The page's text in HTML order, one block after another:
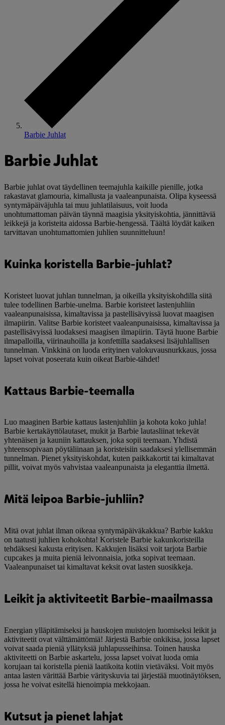
Barbie Juhlat
Barbie Juhlat
Barbie juhlat ovat täydellinen teemajuhla kaikille pienille, jotka
rakastavat glamouria, kimallusta ja vaaleanpunaista. Olipa kyseessä
syntymäpäiväjuhla tai muu juhlatilaisuus, voit luoda
unohtumattoman päivän täynnä maagisia yksityiskohtia, jännittäviä
leikkejä ja koristeita aidossa Barbie-hengessä. Täältä löydät kaiken
tarvittavan unohtumattomien juhlien suunnitteluun!
Kuinka koristella Barbie-juhlat?
Koristeet luovat juhlan tunnelman, ja oikeilla yksityiskohdilla siitä
tulee todellinen Barbie-unelma. Barbie koristeet lastenjuhliin
vaaleanpunaisissa, kimaltavissa ja pastellisävyissä luovat maagisen
ilmapiirin. Valitse Barbie koristeet vaaleanpunaisissa, kimaltavissa ja
pastellisävyissä luodaksesi maagisen ilmapiirin. Täytä huone Barbie
ilmapalloilla, viirinauhoilla ja konfettilla saadaksesi lisäjuhlallisen
tunnelman. Vinkkinä on luoda erityinen valokuvausnurkkaus, jossa
lapset voivat poseerata kuin oikeat Barbie-tähdet!
Kattaus Barbie-teemalla
Luo maaginen Barbie kattaus lastenjuhliin ja kohota koko juhla!
Barbie kertakäyttölautaset, mukit ja Barbie lautasliinat tekevät
yhtenäisen ja kauniin kattauksen, joka sopii teemaan. Yhdistä
yhteensopivaan pöytäliinaan ja koristeisiin saadaksesi ylellisemmän
tunnelman. Pienet yksityiskohdat, kuten paikkakortit tai kimaltavat
pillit, voivat myös vahvistaa vaaleanpunaista ja eleganttia ilmettä.
Mitä leipoa Barbie-juhliin?
Mitä ovat juhlat ilman oikeaa syntymäpäiväkakkua? Barbie kakku
on taatusti juhlien kohokohta! Koristele Barbie kakunkoristeilla
tehdäksesi kakusta erityisen. Kakkujen lisäksi voit tarjota Barbie
cupcakes ja muita pieniä leivonnaisia, jotka sopivat teemaan.
Vaaleanpunaiset tai kimaltavat keksit ovat lasten suosikkeja.
Leikit ja aktiviteetit Barbie-maailmassa
Energian ylläpitämiseksi ja hauskojen muistojen luomiseksi leikit ja
aktiviteetit ovat välttämättömiä! Järjestä Barbie onkikisa, jossa lapset
voivat saada pieniä yllätyksiä juhlapusseihinsa. Toinen hauska
aktiviteetti on Barbie askartelu, jossa lapset voivat luoda omia
korujaan tai koristella pieniä laatikoita kotiin vietäväksi. Voit myös
antaa lasten värittää Barbie värityskuvia tai järjestää muotinäytöksen,
jossa he voivat esitellä hienoimpia mekkojaan.
Kutsut ja pienet lahjat